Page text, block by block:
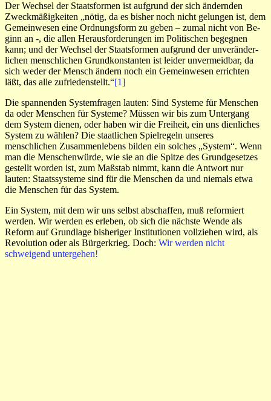
Der Wech­sel der Staats­formen ist aufgrund der sich än­dern­­den
Zweckmä­ßig­keiten „nötig, da es bisher noch nicht ge­lun­­gen ist, dem
Ge­mein­wesen eine Ord­nungsform zu geben – zu­mal nicht von Be­
ginn an -, die allen Heraus­for­de­rungen im Poli­ti­schen be­geg­­nen
kann; und der Wechsel der Staatsfor­men auf­grund der unver­än­­der­
lichen mensch­­lichen Grundkon­stanten ist leider un­vermeid­bar, da
sich weder der Mensch ändern noch ein Gemein­wesen errich­ten
läßt, das alle zu­frie­­den­­stellt.“[1]
Die spannenden Systemfragen lauten: Sind Systeme für Menschen
da oder Menschen für Systeme? Müssen wir bis zum Untergang
dem System dienen, oder haben wir die Freiheit, ein uns dienliches
System zu wählen? Die staatlichen Spielregeln unseres
menschlichen Zusammenlebens bilden ein solches „System“. Wenn
man die Menschenwürde, wie sie an die Spitze des Grundgesetzes
gestellt worden ist, zum Maßstab nimmt, kann die Antwort nur
lauten: Staatssysteme sind für die Menschen da und niemals etwa
die Menschen für das System.
Ein System, mit dem wir uns selbst abschaffen, muß reformiert
werden. Wir werden es erleben, ob sich die nächste Wende als
Reform auf Grundlage bisheriger Institutionen vollziehen wird, als
Revolution oder als Bürgerkrieg. Doch: Wir werden nicht
schweigend untergehen!